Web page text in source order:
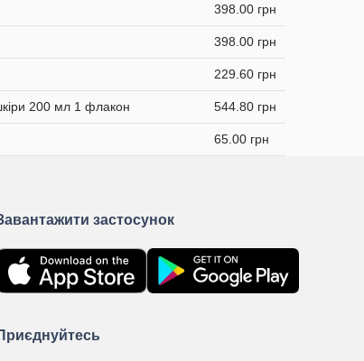
398.00 грн
398.00 грн
229.60 грн
200 мл 1 флакон 544.80 грн
65.00 грн
застосунок